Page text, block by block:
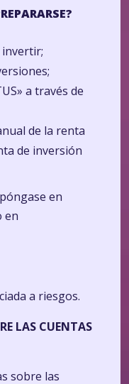
a través de
de la renta
de inversión
en
en
a riesgos.
LAS CUENTAS
sobre las